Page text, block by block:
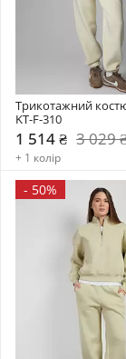
Трикотажний
KT-F-310
1 514 ₴ 3 029
+ 1 колір
- 50%